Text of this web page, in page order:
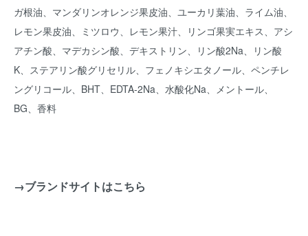
ガ根油、マンダリンオレンジ果皮油、ユーカリ葉油、ライム油、
レモン果皮油、ミツロウ、レモン果汁、リンゴ果実エキス、アシ
アチン酸、マデカシン酸、デキストリン、リン酸2Na、リン酸
K、ステアリン酸グリセリル、フェノキシエタノール、ペンチレ
ングリコール、BHT、EDTA-2Na、水酸化Na、メントール、
BG、香料
→ブランドサイトはこちら